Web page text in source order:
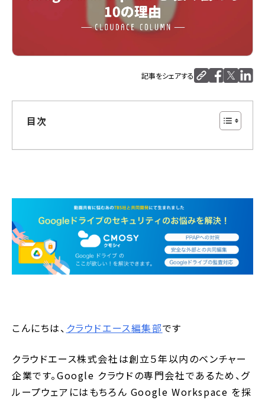
記事をシェアする
目次
こんにちは、 クラウドエース編集部です
クラウドエース株式会社は創立５年以内のベンチャー
企業です。Google クラウドの専門会社であるため、グ
ループウェアにはもちろん Google Workspace を採